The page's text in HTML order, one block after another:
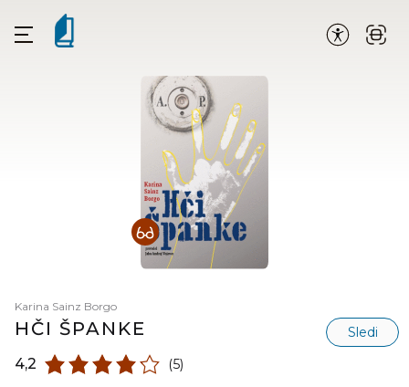
Karina Sainz Borgo
HČI ŠPANKE Sledi
4,2 (5)